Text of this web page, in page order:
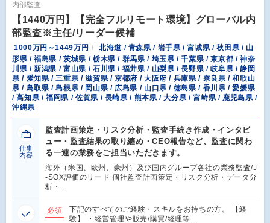
内部監査
【1440万円】【完全フルリモート環境】グローバル内
部監査※主任/リーダー候補
1000万円～1449万円
北海道 / 青森県 / 岩手県 / 宮城県 / 秋田県 / 山
形県 / 福島県 / 茨城県 / 栃木県 / 群馬県 / 埼玉県 / 千葉県 / 東京都 / 神奈
川県 / 新潟県 / 富山県 / 石川県 / 福井県 / 山梨県 / 長野県 / 岐阜県 / 静岡
県 / 愛知県 / 三重県 / 滋賀県 / 京都府 / 大阪府 / 兵庫県 / 奈良県 / 和歌山
県 / 鳥取県 / 島根県 / 岡山県 / 広島県 / 山口県 / 徳島県 / 香川県 / 愛媛県
/ 高知県 / 福岡県 / 佐賀県 / 長崎県 / 熊本県 / 大分県 / 宮崎県 / 鹿児島県 /
沖縄県
仕事
内容
監査計画策定・リスク分析・監査手続き作成・インタビ
ュー・監査結果の取り纏め・CEO報告など、監査に関わ
る一連の業務をご担当いただきます。
海外（米国、欧州、豪州）及び国内グループ各社の業務監査/J
-SOX評価のリード 個社監査計画策定・リスク分析・データ分
析・…
必須
下記のすべてのご経験・スキルをお持ちの方。 【経
験】 ・経営管理や販売/購買/経理等…